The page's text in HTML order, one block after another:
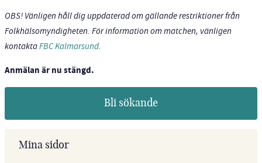
OBS! Vänligen håll dig uppdaterad om gällande restriktioner från
Folkhälsomyndigheten. För information om matchen, vänligen
kontaktaFBC Kalmarsund.
Anmälan är nu stängd.
Bli sökande
Mina sidor